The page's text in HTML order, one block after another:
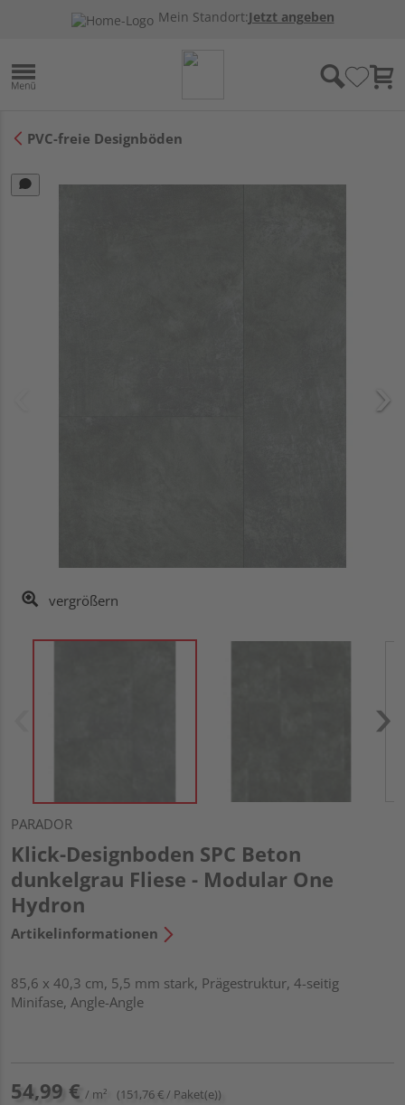
Mein Standort:Jetzt angeben
PVC-freie Designböden
vergrößern
PARADOR
Klick-Designboden SPC Beton
dunkelgrau Fliese - Modular One
Hydron
Artikelinformationen
85,6 x 40,3 cm, 5,5 mm stark, Prägestruktur, 4-seitig
Minifase, Angle-Angle
54,99 € / m² (151,76 € / Paket(e))